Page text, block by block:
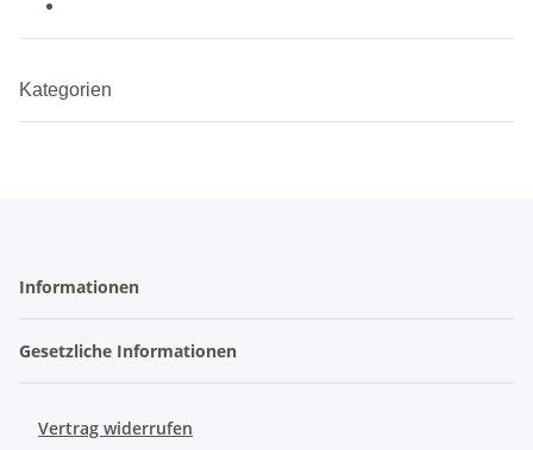
Kategorien
Informationen
Gesetzliche Informationen
Vertrag widerrufen